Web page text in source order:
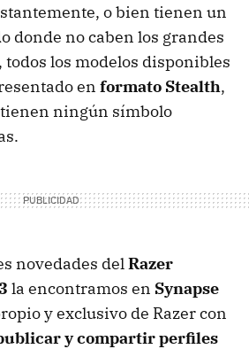
o bien tienen un
donde no caben los grandes
todos los modelos disponibles
en formato Stealth,
ningún símbolo
novedades del Razer
la encontramos en Synapse
y exclusivo de Razer con
y compartir perfiles